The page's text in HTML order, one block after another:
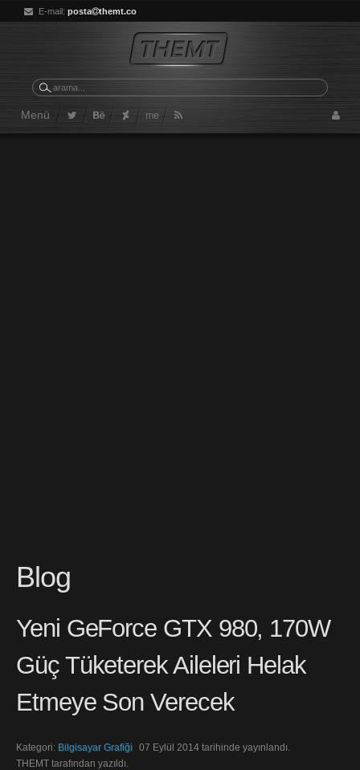
E-mail: posta themt.co
Menü me
Blog
Yeni GeForce GTX 980, 170W
Güç Tüketerek Aileleri Helak
Etmeye Son Verecek
Kategori: Bilgisayar Grafiği
07 Eylül 2014 tarihinde yayınlandı.
THEMT tarafından yazıldı.